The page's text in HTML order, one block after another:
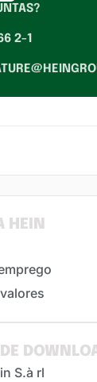
2-1
HEIN
S.à rl